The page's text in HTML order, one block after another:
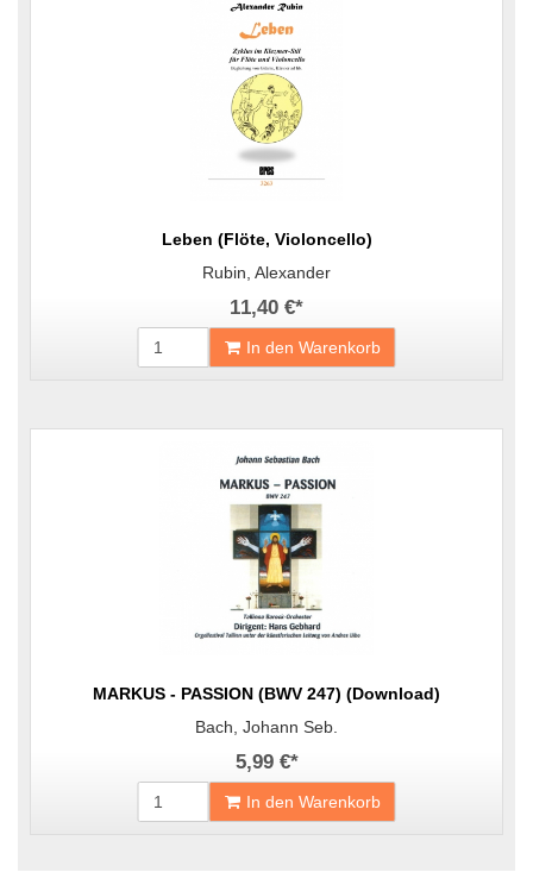
Leben (Flöte, Violoncello)
Rubin, Alexander
11,40 €*
In den Warenkorb
MARKUS - PASSION (BWV 247) (Download)
Bach, Johann Seb.
5,99 €*
In den Warenkorb